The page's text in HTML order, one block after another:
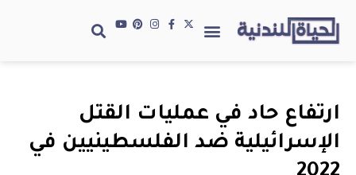
ارتفاع حاد في عمليات القتل
الإسرائيلية ضد الفلسطينيين في